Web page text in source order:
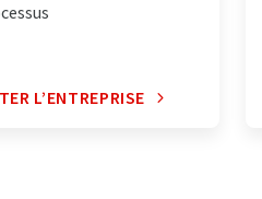
L’ENTREPRISE